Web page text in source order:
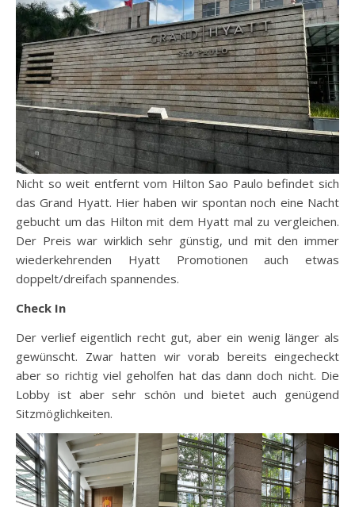
Nicht so weit entfernt vom Hilton Sao Paulo befindet sich
das Grand Hyatt. Hier haben wir spontan noch eine Nacht
gebucht um das Hilton mit dem Hyatt mal zu vergleichen.
Der Preis war wirklich sehr günstig, und mit den immer
wiederkehrenden Hyatt Promotionen auch etwas
doppelt/dreifach spannendes.
Check In
Der verlief eigentlich recht gut, aber ein wenig länger als
gewünscht. Zwar hatten wir vorab bereits eingecheckt
aber so richtig viel geholfen hat das dann doch nicht. Die
Lobby ist aber sehr schön und bietet auch genügend
Sitzmöglichkeiten.